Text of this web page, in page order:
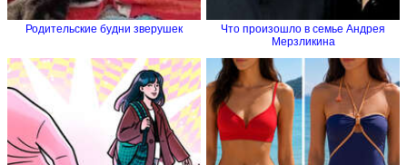
Родительские будни зверушек
Что произошло в семье Андрея
Мерзликина